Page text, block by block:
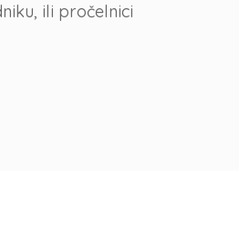
ili pročelnici